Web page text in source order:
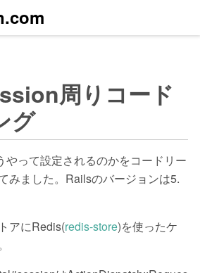
周りコード
グ
やって設定されるのかをコードリー
みました。Railsのバージョンは5.
アにRedis(redis-store)を使ったケ